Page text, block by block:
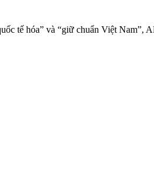
tế hóa” và “giữ chuẩn Việt